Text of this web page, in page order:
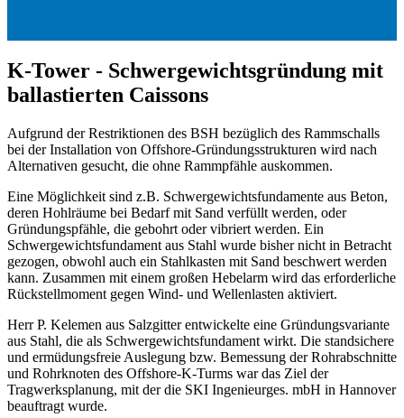
K-Tower - Schwergewichtsgründung mit
ballastierten Caissons
Aufgrund der Restriktionen des BSH bezüglich des Rammschalls
bei der Installation von Offshore-Gründungsstrukturen wird nach
Alternativen gesucht, die ohne Rammpfähle auskommen.
Eine Möglichkeit sind z.B. Schwergewichtsfundamente aus Beton,
deren Hohlräume bei Bedarf mit Sand verfüllt werden, oder
Gründungspfähle, die gebohrt oder vibriert werden. Ein
Schwergewichtsfundament aus Stahl wurde bisher nicht in Betracht
gezogen, obwohl auch ein Stahlkasten mit Sand beschwert werden
kann. Zusammen mit einem großen Hebelarm wird das erforderliche
Rückstellmoment gegen Wind- und Wellenlasten aktiviert.
Herr P. Kelemen aus Salzgitter entwickelte eine Gründungsvariante
aus Stahl, die als Schwergewichtsfundament wirkt. Die standsichere
und ermüdungsfreie Auslegung bzw. Bemessung der Rohrabschnitte
und Rohrknoten des Offshore-K-Turms war das Ziel der
Tragwerksplanung, mit der die SKI Ingenieurges. mbH in Hannover
beauftragt wurde.